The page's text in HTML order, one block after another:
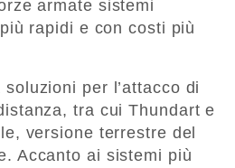
armate sistemi
rapidi e con costi più
per l’attacco di
tra cui Thundart e
versione terrestre del
Accanto ai sistemi più